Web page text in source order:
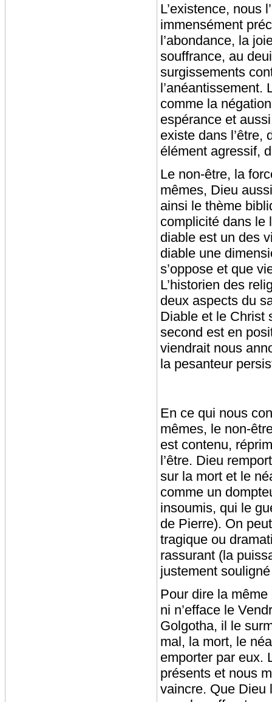
L’existence, nous
immensément
l’abondance, la
souffrance, au
surgissements
l’anéantissement.
comme la
espérance et
existe dans l’être,
élément agressif,
Le non-être, la
mêmes, Dieu
ainsi le thème
complicité dans le
diable est un des
diable une
s’oppose et que
L’historien des
deux aspects du
Diable et le Christ
second est en
viendrait nous
la pesanteur
En ce qui nous
mêmes, le non-
est contenu,
l’être. Dieu
sur la mort et le
comme un
insoumis, qui le
de Pierre). On
tragique ou
rassurant (la
justement
Pour dire la
ni n’efface le
Golgotha, il le
mal, la mort, le
emporter par eux.
présents et nous
vaincre. Que Dieu